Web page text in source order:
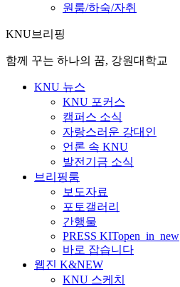
원룸/하숙/자취
KNU브리핑
함께 꾸는 하나의 꿈, 강원대학교
KNU 뉴스
KNU 포커스
캠퍼스 소식
자랑스러운 강대인
언론 속 KNU
발전기금 소식
브리핑룸
보도자료
포토갤러리
간행물
PRESS KITopen_in_new
바로 잡습니다
웹진 K&NEW
KNU 스케치